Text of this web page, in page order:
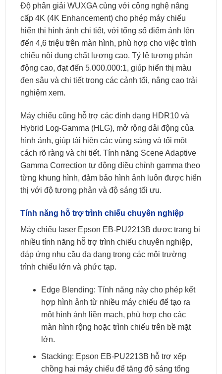
Độ phân giải WUXGA cùng với công nghệ nâng
cấp 4K (4K Enhancement) cho phép máy chiếu
hiển thị hình ảnh chi tiết, với tổng số điểm ảnh lên
đến 4,6 triệu trên màn hình, phù hợp cho việc trình
chiếu nội dung chất lượng cao. Tỷ lệ tương phản
động cao, đạt đến 5.000.000:1, giúp hiển thị màu
đen sâu và chi tiết trong các cảnh tối, nâng cao trải
nghiệm xem.
Máy chiếu cũng hỗ trợ các định dạng HDR10 và
Hybrid Log-Gamma (HLG), mở rộng dải động của
hình ảnh, giúp tái hiện các vùng sáng và tối một
cách rõ ràng và chi tiết. Tính năng Scene Adaptive
Gamma Correction tự động điều chỉnh gamma theo
từng khung hình, đảm bảo hình ảnh luôn được hiển
thị với độ tương phản và độ sáng tối ưu.
Tính năng hỗ trợ trình chiếu chuyên nghiệp
Máy chiếu laser Epson EB-PU2213B được trang bị
nhiều tính năng hỗ trợ trình chiếu chuyên nghiệp,
đáp ứng nhu cầu đa dạng trong các môi trường
trình chiếu lớn và phức tạp.
Edge Blending: Tính năng này cho phép kết
hợp hình ảnh từ nhiều máy chiếu để tạo ra
một hình ảnh liền mạch, phù hợp cho các
màn hình rộng hoặc trình chiếu trên bề mặt
lớn.
Stacking: Epson EB-PU2213B hỗ trợ xếp
chồng hai máy chiếu để tăng độ sáng tổng